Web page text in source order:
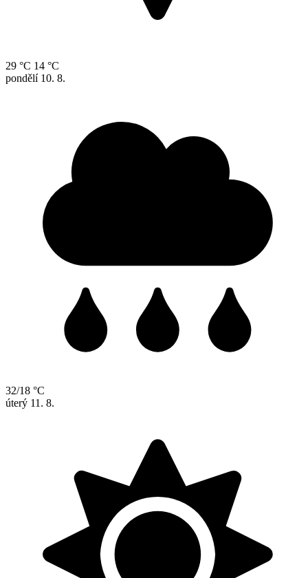
29 °C 14 °C
pondělí 10. 8.
32/18 °C
úterý 11. 8.